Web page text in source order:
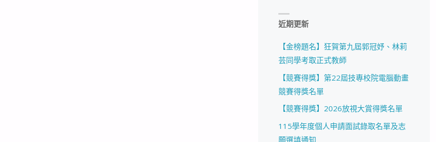
近期更新
【金榜題名】狂賀第九屆郭冠妤、林莉
芸同學考取正式教師
【競賽得獎】第22屆技專校院電腦動畫
競賽得獎名單
【競賽得獎】2026放視大賞得獎名單
115學年度個人申請面試錄取名單及志
願選填通知